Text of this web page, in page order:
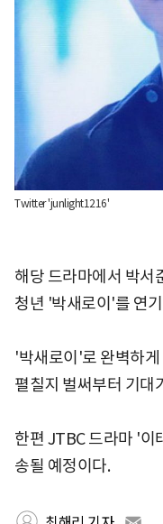
Twitter 'junlight1216'
해당 드라마에서 박서
청년 '박새로이'를 연
'박새로이'로 완벽하
펼칠지 벌써부터 기대
한편 JTBC 드라마 '이
송될 예정이다.